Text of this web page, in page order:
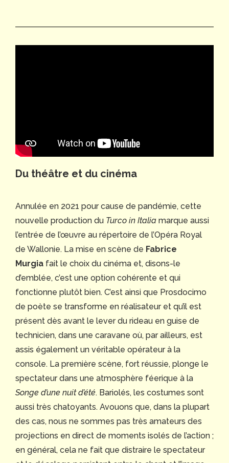
Du théâtre et du cinéma
Annulée en 2021 pour cause de pandémie, cette
nouvelle production du Turco in Italia marque aussi
l’entrée de l’œuvre au répertoire de l’Opéra Royal
de Wallonie. La mise en scène de Fabrice
Murgia fait le choix du cinéma et, disons-le
d’emblée, c’est une option cohérente et qui
fonctionne plutôt bien. C’est ainsi que Prosdocimo
de poète se transforme en réalisateur et qu’il est
présent dès avant le lever du rideau en guise de
technicien, dans une caravane où, par ailleurs, est
assis également un véritable opérateur à la
console. La première scène, fort réussie, plonge le
spectateur dans une atmosphère féerique à la
Songe d’une nuit d’été. Bariolés, les costumes sont
aussi très chatoyants. Avouons que, dans la plupart
des cas, nous ne sommes pas très amateurs des
projections en direct de moments isolés de l’action ;
en général, cela ne fait que distraire le spectateur